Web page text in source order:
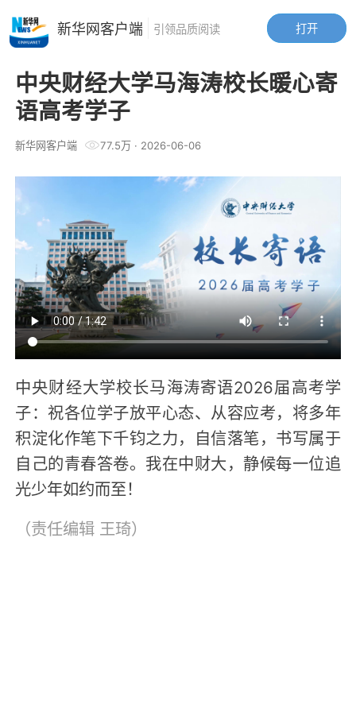
中央财经大学马海涛校长暖心寄
语高考学子
新华网客户端 77.5万· 2026-06-06
中央财经大学校长马海涛寄语2026届高考学
子：祝各位学子放平心态、从容应考，将多年
积淀化作笔下千钧之力，自信落笔，书写属于
自己的青春答卷。我在中财大，静候每一位追
光少年如约而至！
（责任编辑 王琦）
打开
新华网客户端 引领品质阅读